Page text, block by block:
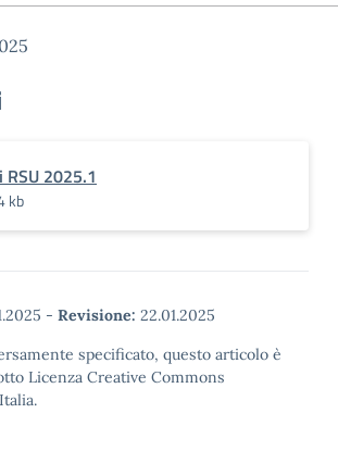
RSU 2025.1
kb
- Revisione: 22.01.2025
specificato, questo articolo è
Licenza Creative Commons